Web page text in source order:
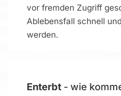
vor fremden Zugriff
Ablebensfall schnell
werden.
Enterbt - wie